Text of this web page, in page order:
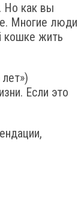
Но как вы
Многие люди
кошке жить
Если это